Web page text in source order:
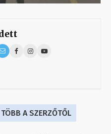
TÖBB A SZERZŐTŐL